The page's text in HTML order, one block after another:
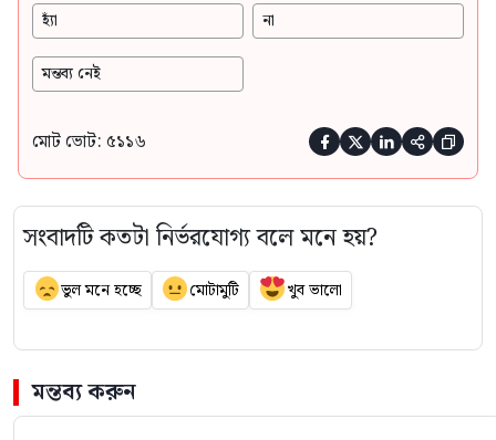
হ্যাঁ না
মন্তব্য নেই
মোট ভোট: ৫১১৬     
সংবাদটি কতটা নির্ভরযোগ্য বলে মনে হয়?
ভুল মনে হচ্ছে মোটামুটি খুব ভালো
মন্তব্য করুন